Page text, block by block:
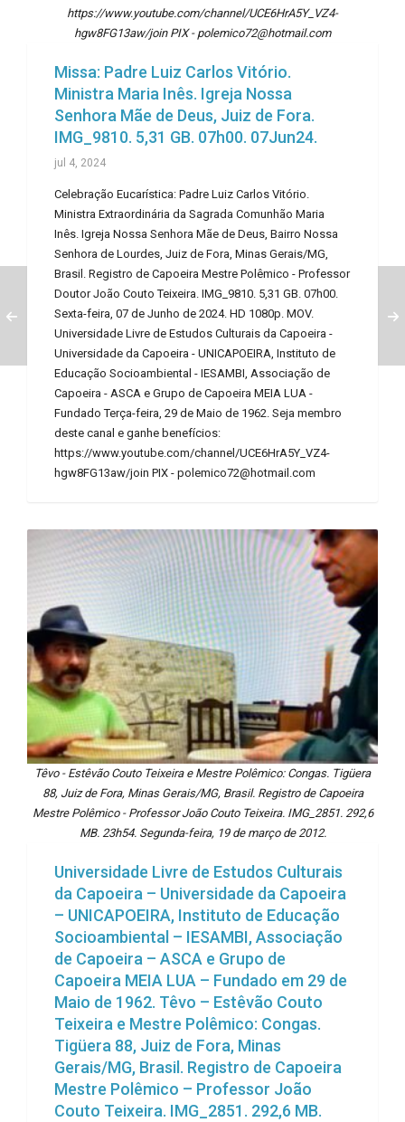
https://www.youtube.com/channel/UCE6HrA5Y_VZ4-
hgw8FG13aw/join PIX - polemico72@hotmail.com
Missa: Padre Luiz Carlos Vitório.
Ministra Maria Inês. Igreja Nossa
Senhora Mãe de Deus, Juiz de Fora.
IMG_9810. 5,31 GB. 07h00. 07Jun24.
jul 4, 2024
Celebração Eucarística: Padre Luiz Carlos Vitório.
Ministra Extraordinária da Sagrada Comunhão Maria
Inês. Igreja Nossa Senhora Mãe de Deus, Bairro Nossa
Senhora de Lourdes, Juiz de Fora, Minas Gerais/MG,
Brasil. Registro de Capoeira Mestre Polêmico - Professor
Doutor João Couto Teixeira. IMG_9810. 5,31 GB. 07h00.
Sexta-feira, 07 de Junho de 2024. HD 1080p. MOV.
Universidade Livre de Estudos Culturais da Capoeira -
Universidade da Capoeira - UNICAPOEIRA, Instituto de
Educação Socioambiental - IESAMBI, Associação de
Capoeira - ASCA e Grupo de Capoeira MEIA LUA -
Fundado Terça-feira, 29 de Maio de 1962. Seja membro
deste canal e ganhe benefícios:
https://www.youtube.com/channel/UCE6HrA5Y_VZ4-
hgw8FG13aw/join PIX - polemico72@hotmail.com
Têvo - Estêvão Couto Teixeira e Mestre Polêmico: Congas. Tigüera
88, Juiz de Fora, Minas Gerais/MG, Brasil. Registro de Capoeira
Mestre Polêmico - Professor João Couto Teixeira. IMG_2851. 292,6
MB. 23h54. Segunda-feira, 19 de março de 2012.
Universidade Livre de Estudos Culturais
da Capoeira – Universidade da Capoeira
– UNICAPOEIRA, Instituto de Educação
Socioambiental – IESAMBI, Associação
de Capoeira – ASCA e Grupo de
Capoeira MEIA LUA – Fundado em 29 de
Maio de 1962. Têvo – Estêvão Couto
Teixeira e Mestre Polêmico: Congas.
Tigüera 88, Juiz de Fora, Minas
Gerais/MG, Brasil. Registro de Capoeira
Mestre Polêmico – Professor João
Couto Teixeira. IMG_2851. 292,6 MB.